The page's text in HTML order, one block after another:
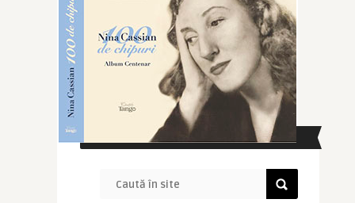
CAUTĂ ÎN SITE